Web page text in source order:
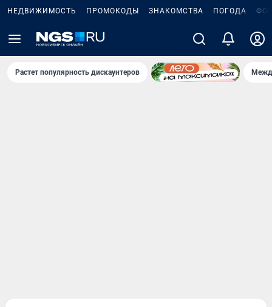
НЕДВИЖИМОСТЬ ПРОМОКОДЫ ЗНАКОМСТВА ПОГОДА
Растет популярность дискаунтеров